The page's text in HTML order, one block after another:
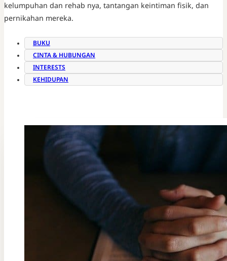
kelumpuhan dan rehab nya, tantangan keintiman fisik, dan
pernikahan mereka.
BUKU
CINTA & HUBUNGAN
INTERESTS
KEHIDUPAN